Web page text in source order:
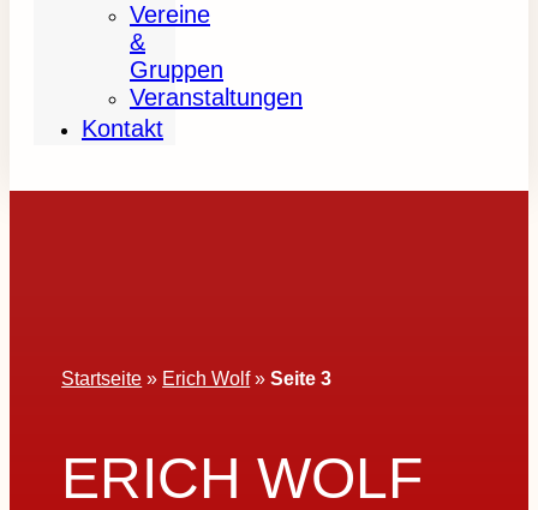
Vereine
&
Gruppen
Veranstaltungen
Kontakt
Startseite » Erich Wolf»Seite 3
ERICH WOLF